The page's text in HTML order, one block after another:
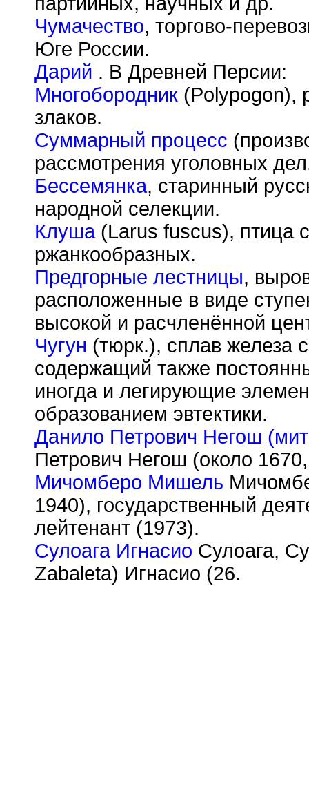
Чумачество, торгово-
Юге России.
Дарий . В Древней Персии:
Многобородник (Polypogon),
злаков.
Суммарный процесс
рассмотрения уголовных
Бессемянка, старинный
народной селекции.
Клуша(Larus fuscus), птица
ржанкообразных.
Предгорные лестницы,
расположенные в виде
высокой и расчленённой
Чугун (тюрк.), сплав железа
содержащий также
иногда и легирующие
образованием эвтектики.
Данило Петрович Негош
Петрович Негош (около
Мичомберо Мишель
1940), государственный
лейтенант (1973).
Сулоага Игнасио Сулоага,
Zabaleta) Игнасио (26.